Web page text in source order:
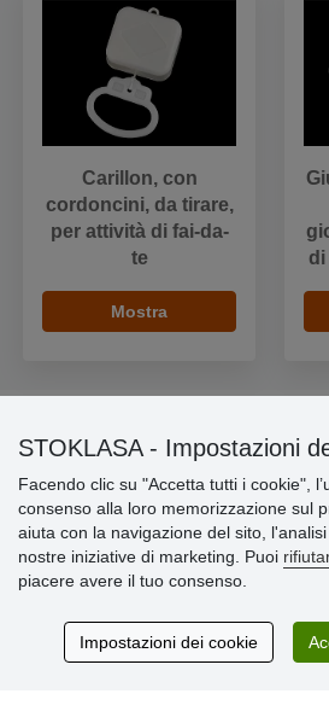
Carillon, con
cordoncini, da tirare,
per attività di fai-da-
te
Mostra
di
» Impostazioni dei cookie
» Termini & Condizioni
» Informativa sulla Privacy
» Consegna e pagamento
» Programma fedeltà
STOKLASA - Impostazioni
Facendo clic su "Accetta tutti i cookie",
consenso alla loro memorizzazione sul
aiuta con la navigazione del sito,
nostre iniziative di marketing. Puoi
piacere avere il tuo consenso.
Impostazioni dei cookie